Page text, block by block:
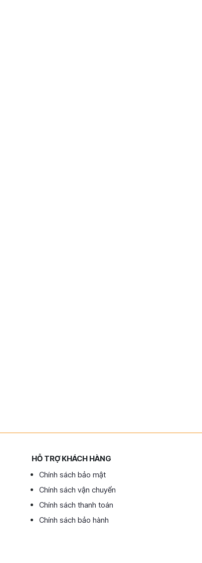
HỖ TRỢ KHÁCH HÀNG
Chính sách bảo mật
Chính sách vận chuyển
Chính sách thanh toán
Chính sách bảo hành